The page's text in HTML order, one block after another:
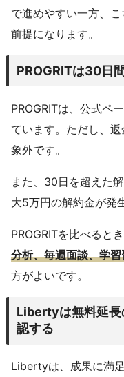
で進めやすい一方、
前提になります。
PROGRITは30日
PROGRITは、公式ペ
ています。ただし、
象外です。
また、30日を超えた
大5万円の解約金が発
PROGRITを比べると
分析、毎週面談、学
方がよいです。
Libertyは無料延長
認する
Libertyは、成果に満